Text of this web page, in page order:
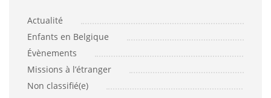
Actualité
Enfants en Belgique
Évènements
Missions à l’étranger
Non classifié(e)